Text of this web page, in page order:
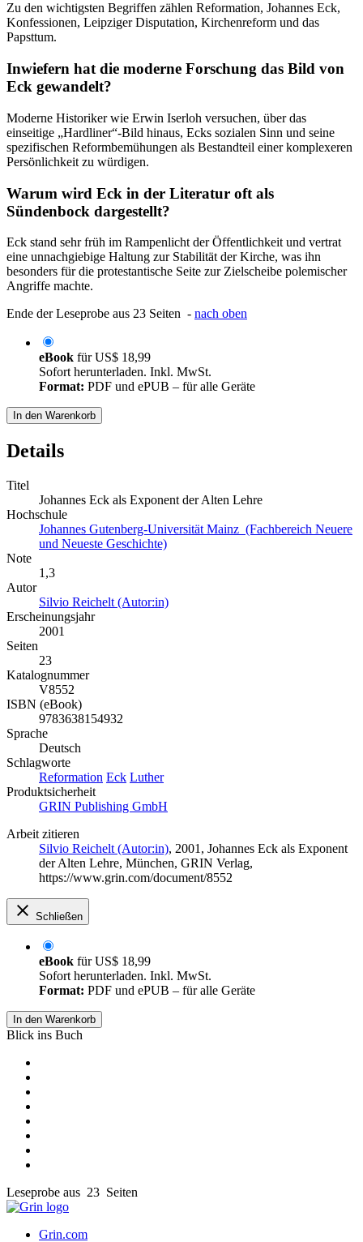
Zu den wichtigsten Begriffen zählen Reformation, Johannes Eck,
Konfessionen, Leipziger Disputation, Kirchenreform und das
Papsttum.
Inwiefern hat die moderne Forschung das Bild von
Eck gewandelt?
Moderne Historiker wie Erwin Iserloh versuchen, über das
einseitige „Hardliner“-Bild hinaus, Ecks sozialen Sinn und seine
spezifischen Reformbemühungen als Bestandteil einer komplexeren
Persönlichkeit zu würdigen.
Warum wird Eck in der Literatur oft als
Sündenbock dargestellt?
Eck stand sehr früh im Rampenlicht der Öffentlichkeit und vertrat
eine unnachgiebige Haltung zur Stabilität der Kirche, was ihn
besonders für die protestantische Seite zur Zielscheibe polemischer
Angriffe machte.
Ende der Leseprobe aus 23 Seiten - nach oben
eBook fürUS$ 18,99
Sofort herunterladen. Inkl. MwSt.
Format: PDF und ePUB – für alle Geräte
In den Warenkorb
Details
Titel
Johannes Eck als Exponent der Alten Lehre
Hochschule
Johannes Gutenberg-Universität Mainz (Fachbereich Neuere
und Neueste Geschichte)
Note
1,3
Autor
Silvio Reichelt (Autor:in)
Erscheinungsjahr
2001
Seiten
23
Katalognummer
V8552
ISBN (eBook)
9783638154932
Sprache
Deutsch
Schlagworte
Reformation Eck Luther
Produktsicherheit
GRIN Publishing GmbH
Arbeit zitieren
Silvio Reichelt (Autor:in), 2001, Johannes Eck als Exponent
der Alten Lehre, München, GRIN Verlag,
https://www.grin.com/document/8552
Schließen
eBook fürUS$ 18,99
Sofort herunterladen. Inkl. MwSt.
Format: PDF und ePUB – für alle Geräte
In den Warenkorb
Blick ins Buch
Leseprobe aus 23 Seiten
Grin.com